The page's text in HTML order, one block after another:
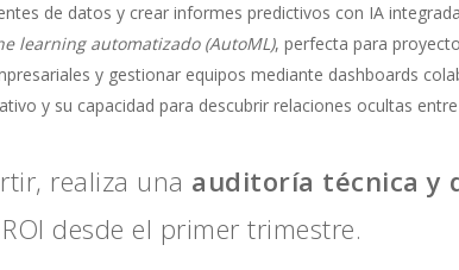
de datos y crear informes predictivos con IA
learning automatizado (AutoML), perfecta para
y gestionar equipos mediante dashboards
y su capacidad para descubrir relaciones ocultas
realiza una auditoría técnica y
desde el primer trimestre.